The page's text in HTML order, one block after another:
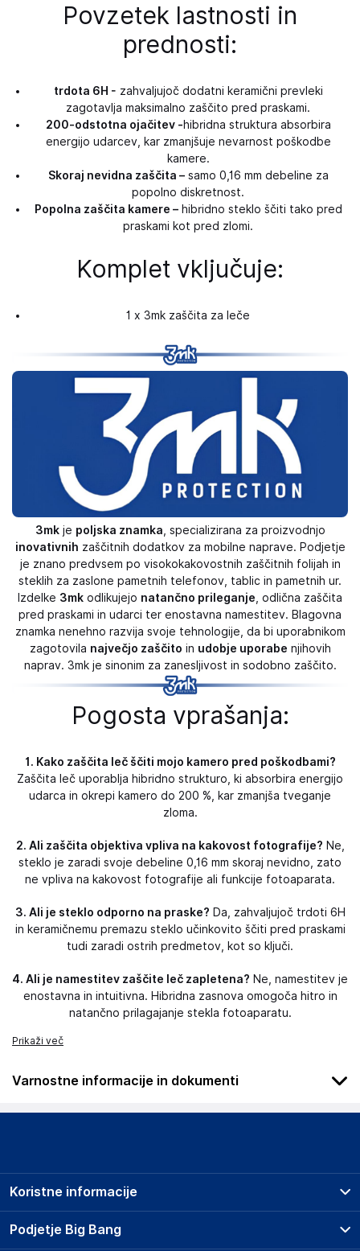
Povzetek lastnosti in
prednosti:
trdota 6H - zahvaljujoč dodatni keramični prevleki
zagotavlja maksimalno zaščito pred praskami.
200-odstotna ojačitev -hibridna struktura absorbira
energijo udarcev, kar zmanjšuje nevarnost poškodbe
kamere.
Skoraj nevidna zaščita –samo 0,16 mm debeline za
popolno diskretnost.
Popolna zaščita kamere –hibridno steklo ščiti tako pred
praskami kot pred zlomi.
Komplet vključuje:
1 x 3mk zaščita za leče
3mkje poljska znamka , specializirana za proizvodnjo
inovativnih zaščitnih dodatkov za mobilne naprave. Podjetje
je znano predvsem po visokokakovostnih zaščitnih folijah in
steklih za zaslone pametnih telefonov, tablic in pametnih ur.
Izdelke 3mk odlikujejo natančno prileganje , odlična zaščita
pred praskami in udarci ter enostavna namestitev. Blagovna
znamka nenehno razvija svoje tehnologije, da bi uporabnikom
zagotovila največjo zaščito in udobje uporabe njihovih
naprav. 3mk je sinonim za zanesljivost in sodobno zaščito.
Pogosta vprašanja:
1. Kako zaščita leč ščiti mojo kamero pred poškodbami?
Zaščita leč uporablja hibridno strukturo, ki absorbira energijo
udarca in okrepi kamero do 200 %, kar zmanjša tveganje
zloma.
2. Ali zaščita objektiva vpliva na kakovost fotografije? Ne,
steklo je zaradi svoje debeline 0,16 mm skoraj nevidno, zato
ne vpliva na kakovost fotografije ali funkcije fotoaparata.
3. Ali je steklo odporno na praske? Da, zahvaljujoč trdoti 6H
in keramičnemu premazu steklo učinkovito ščiti pred praskami
tudi zaradi ostrih predmetov, kot so ključi.
4. Ali je namestitev zaščite leč zapletena? Ne, namestitev je
enostavna in intuitivna. Hibridna zasnova omogoča hitro in
natančno prilagajanje stekla fotoaparatu.
Prikaži več
Varnostne informacije in dokumenti
Podatki o proizvajalcu
3mk
Poljska
Podjetje Big Bang
Koristne informacije
Prodajna mesta